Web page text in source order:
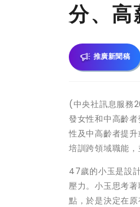
分、高
推廣新聞稿
(中央社訊息服務
發女性和中高齡
性及中高齡者提
培訓跨領域職能
47歲的小玉是設
壓力。小玉思考
點，於是決定在